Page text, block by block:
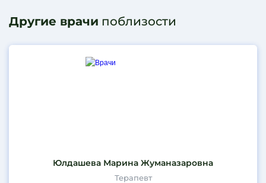
Другие врачи поблизости
Юлдашева Марина Жуманазаровна
Терапевт